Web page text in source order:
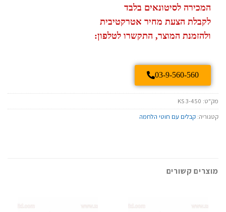
המכירה לסיטונאים בלבד
לקבלת הצעת מחיר אטרקטיבית
ולהזמנת המוצר, התקשרו לטלפון:
03-9-560-560
מק"ט: KS 3-450
קטגוריה: קבלים עם חוטי הלחמה
מוצרים קשורים